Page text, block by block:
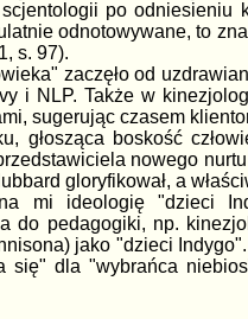
po
odnotowywane, to
s. 97).
zaczęło od
i NLP. Także w
sugerując czasem
głosząca boskość
nowego
gloryfikował, a
mi ideologię "dzieci
do pedagogiki, np.
jako "dzieci
się" dla "wybrańca